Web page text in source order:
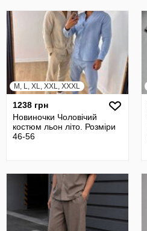
M, L, XL, XXL, XXXL
1238 грн
Новиночки Чоловічий
костюм льон літо. Розміри
46-56